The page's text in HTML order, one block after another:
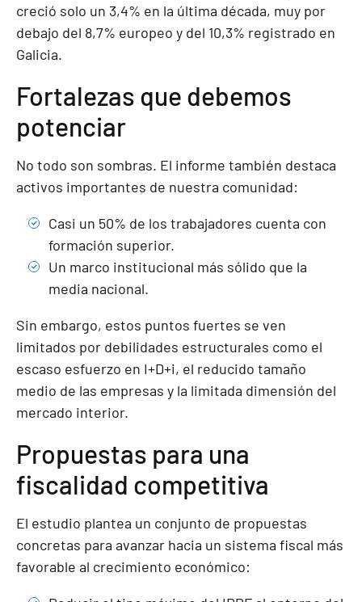
creció solo un 3,4% en la última década, muy por
debajo del 8,7% europeo y del 10,3% registrado en
Galicia.
Fortalezas que debemos
potenciar
No todo son sombras. El informe también destaca
activos importantes de nuestra comunidad:
Casi un 50% de los trabajadores cuenta con
formación superior.
Un marco institucional más sólido que la
media nacional.
Sin embargo, estos puntos fuertes se ven
limitados por debilidades estructurales como el
escaso esfuerzo en I+D+i, el reducido tamaño
medio de las empresas y la limitada dimensión del
mercado interior.
Propuestas para una
fiscalidad competitiva
El estudio plantea un conjunto de propuestas
concretas para avanzar hacia un sistema fiscal más
favorable al crecimiento económico: